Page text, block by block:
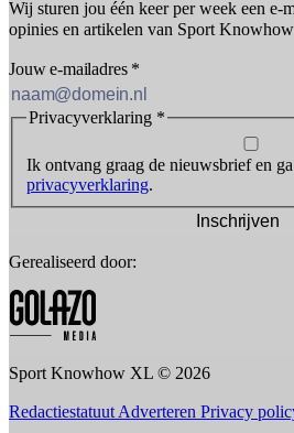
Wij sturen jou één keer per week een
opinies en artikelen van Sport
Jouw e-mailadres *
Privacyverklaring *
Ik ontvang graag de nieuwsbrief en
privacyverklaring.
Inschrijven
Gerealiseerd door:
Sport Knowhow XL © 2026
Redactiestatuut Adverteren Privacy